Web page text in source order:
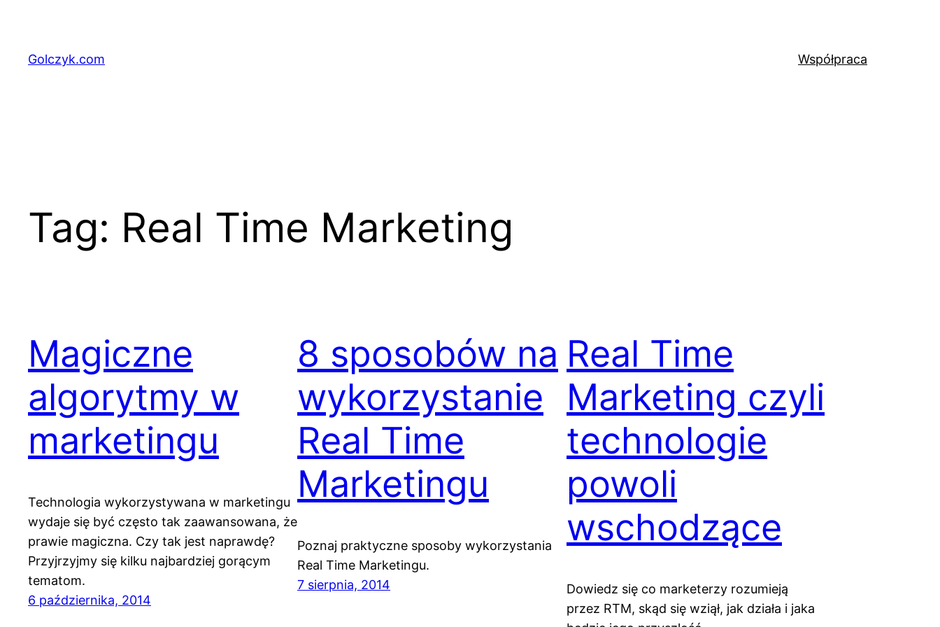
treściGolczyk.com Współpraca
Tag: Real Time Marketing
Magiczne
algorytmy w
marketingu
Technologia wykorzystywana w marketingu
wydaje się być często tak zaawansowana, że
prawie magiczna. Czy tak jest naprawdę?
Przyjrzyjmy się kilku najbardziej gorącym
tematom.
6 października, 2014
8 sposobów na
wykorzystanie
Real Time
Marketingu
Poznaj praktyczne sposoby wykorzystania
Real Time Marketingu.
7 sierpnia, 2014
Real Time
Marketing czyli
technologie
powoli
wschodzące
Dowiedz się co marketerzy rozumieją
przez RTM, skąd się wziął, jak działa i jaka